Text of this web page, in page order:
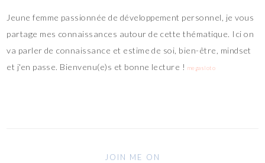
Jeune femme passionnée de développement personnel, je vous
partage mes connaissances autour de cette thématique. Ici on
va parler de connaissance et estime de soi, bien-être, mindset
et j'en passe. Bienvenu(e)s et bonne lecture ! megasloto
JOIN ME ON